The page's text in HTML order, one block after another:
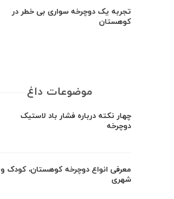
تجربه یک دوچرخه سواری بی خطر در
کوهستان
موضوعات داغ
چهار نکته درباره فشار باد لاستیک
دوچرخه
معرفی انواع دوچرخه کوهستان، کودک و
شهری